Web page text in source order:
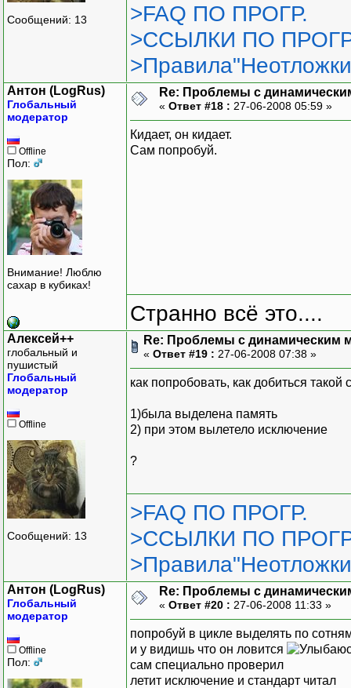
Сообщений: 13
>FAQ ПО ПРОГР.
>ССЫЛКИ ПО
Антон (LogRus)
Глобальный
модератор
Offline
Пол:
Внимание! Люблю
сахар в кубиках!
Re: Проблемы с
« Ответ #18 : 27-06-2008 05:59 »
Кидает, он кидает.
Сам попробуй.
Странно всё это....
Алексей++
глобальный и
пушистый
Глобальный
модератор
Offline
Сообщений: 13
Re: Проблемы с динамическим
« Ответ #19 : 27-06-2008 07:38 »
как попробовать, как добиться такой
1)была выделена память
2) при этом вылетело исключение
?
>FAQ ПО ПРОГР.
>ССЫЛКИ ПО
Антон (LogRus)
Глобальный
модератор
Offline
Пол:
Re: Проблемы с
« Ответ #20 : 27-06-2008 11:33 »
попробуй в цикле выделять по
и у видишь что он ловится
сам специально проверил
летит исключение и стандарт читал